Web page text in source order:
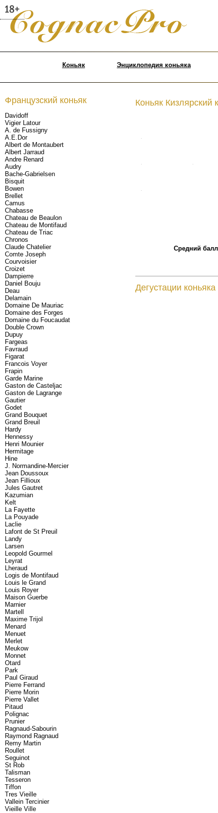
Коньяк Энциклопедия коньяка
Французский коньяк
Davidoff
Vigier Latour
A. de Fussigny
A.E.Dor
Albert de Montaubert
Albert Jarraud
Andre Renard
Audry
Bache-Gabrielsen
Bisquit
Bowen
Brellet
Camus
Chabasse
Chateau de Beaulon
Chateau de Montifaud
Chateau de Triac
Chronos
Claude Chatelier
Comte Joseph
Courvoisier
Croizet
Dampierre
Daniel Bouju
Deau
Delamain
Domaine De Mauriac
Domaine des Forges
Domaine du Foucaudat
Double Crown
Dupuy
Fargeas
Favraud
Figarat
Francois Voyer
Frapin
Garde Marine
Gaston de Casteljac
Gaston de Lagrange
Gautier
Godet
Grand Bouquet
Grand Breuil
Hardy
Hennessy
Henri Mounier
Hermitage
Hine
J. Normandine-Mercier
Jean Doussoux
Jean Fillioux
Jules Gautret
Kazumian
Kelt
La Fayette
La Pouyade
Laclie
Lafont de St Preuil
Landy
Larsen
Leopold Gourmel
Leyrat
Lheraud
Logis de Montifaud
Louis le Grand
Louis Royer
Maison Guerbe
Marnier
Martell
Maxime Trijol
Menard
Menuet
Merlet
Meukow
Monnet
Otard
Park
Paul Giraud
Pierre Ferrand
Pierre Morin
Pierre Vallet
Pitaud
Polignac
Prunier
Ragnaud-Sabourin
Raymond Ragnaud
Remy Martin
Roullet
Seguinot
St Rob
Talisman
Tesseron
Tiffon
Tres Vieille
Vallein Tercinier
Vieille Ville
Коньяк
Средний
Дегустации